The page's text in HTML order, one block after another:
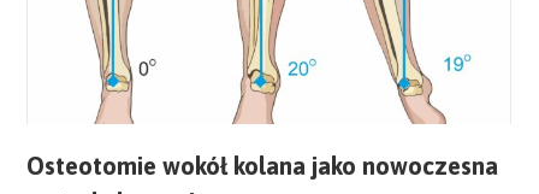
Osteotomie wokół kolana jako nowoczesna